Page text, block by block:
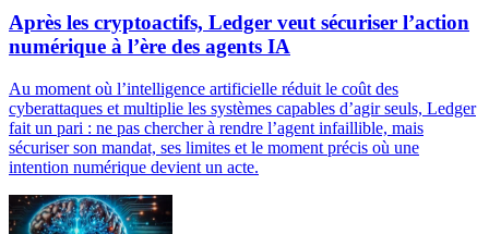
Après les cryptoactifs, Ledger veut sécuriser l’action
numérique à l’ère des agents IA
Au moment où l’intelligence artificielle réduit le coût des
cyberattaques et multiplie les systèmes capables d’agir seuls, Ledger
fait un pari : ne pas chercher à rendre l’agent infaillible, mais
sécuriser son mandat, ses limites et le moment précis où une
intention numérique devient un acte.